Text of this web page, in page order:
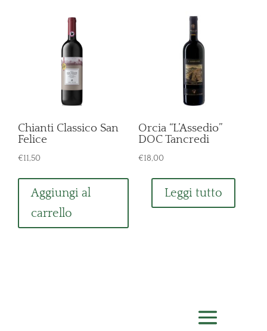
Chianti Classico San
Felice
€11,50
Aggiungi al
carrello
Orcia “L’Assedio”
DOC Tancredi
€18,00
Leggi tutto